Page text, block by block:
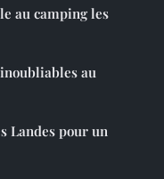
au camping les
au
Landes pour un